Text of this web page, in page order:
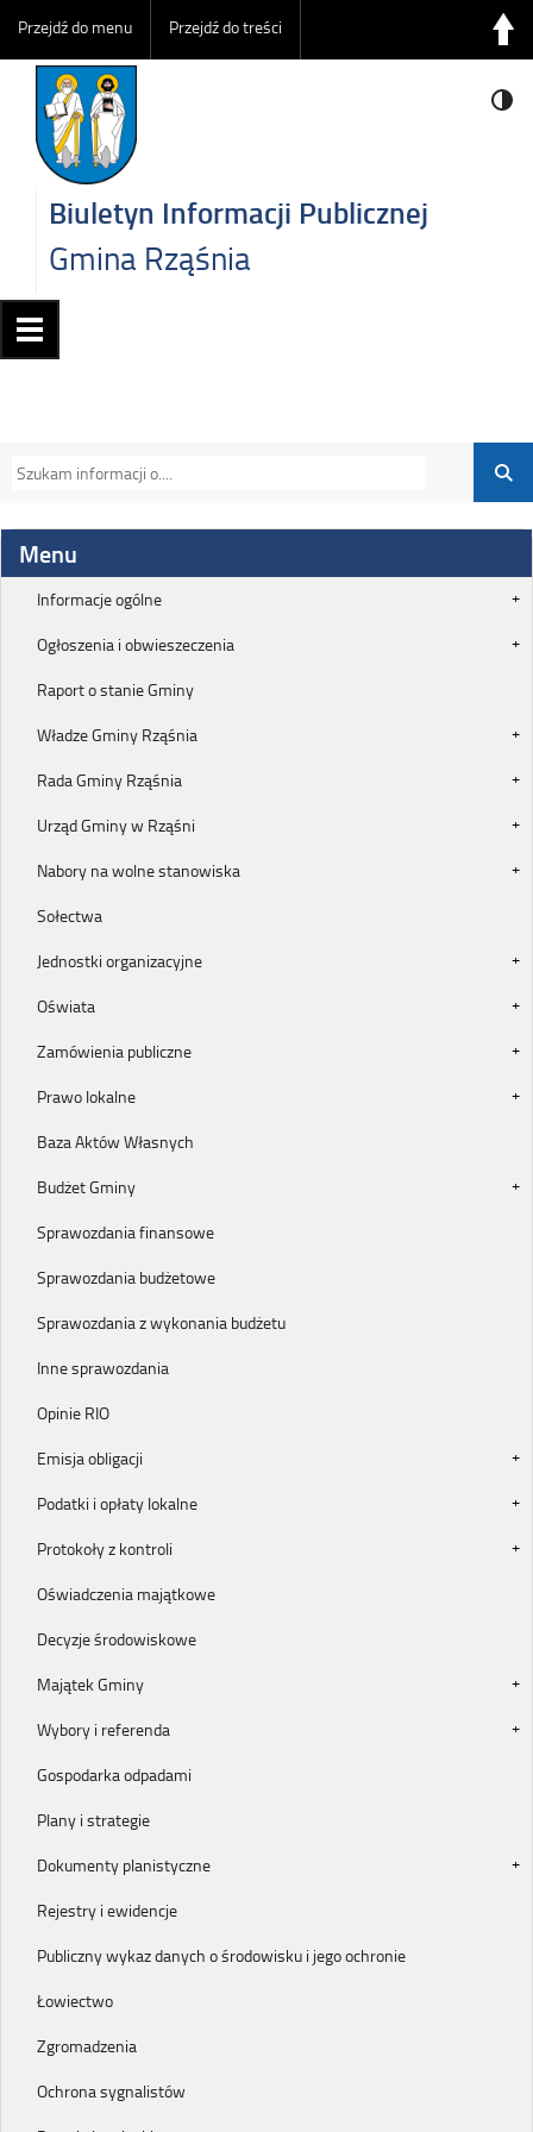
Przejdź do menu Przejdź do treści
Biuletyn Informacji Publicznej
Gmina Rząśnia
Menu
Informacje ogólne
Ogłoszenia i obwieszeczenia
Raport o stanie Gminy
Władze Gminy Rząśnia
Rada Gminy Rząśnia
Urząd Gminy w Rząśni
Nabory na wolne stanowiska
Sołectwa
Jednostki organizacyjne
Oświata
Zamówienia publiczne
Prawo lokalne
Baza Aktów Własnych
Budżet Gminy
Sprawozdania finansowe
Sprawozdania budżetowe
Sprawozdania z wykonania budżetu
Inne sprawozdania
Opinie RIO
Emisja obligacji
Podatki i opłaty lokalne
Protokoły z kontroli
Oświadczenia majątkowe
Decyzje środowiskowe
Majątek Gminy
Wybory i referenda
Gospodarka odpadami
Plany i strategie
Dokumenty planistyczne
Rejestry i ewidencje
Publiczny wykaz danych o środowisku i jego ochronie
Łowiectwo
Zgromadzenia
Ochrona sygnalistów